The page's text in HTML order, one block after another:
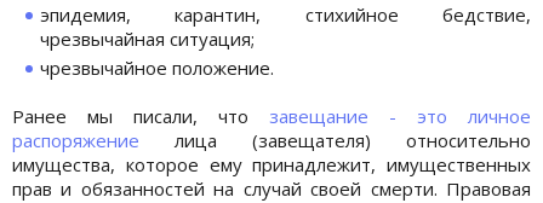
эпидемия, карантин, стихийное бедствие,
чрезвычайная ситуация;
чрезвычайное положение.
Ранее мы писали, что завещание - это личное
распоряжение лица (завещателя) относительно
имущества, которое ему принадлежит, имущественных
прав и обязанностей на случай своей смерти. Правовая